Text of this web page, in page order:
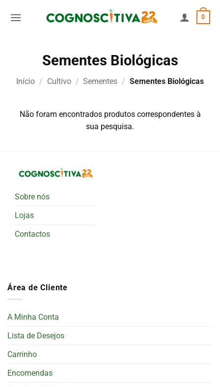
0
Sementes Biológicas
Início / Cultivo / Sementes / Sementes Biológicas
Não foram encontrados produtos correspondentes à
sua pesquisa.
Sobre nós
Lojas
Contactos
Área de Cliente
A Minha Conta
Lista de Desejos
Carrinho
Encomendas